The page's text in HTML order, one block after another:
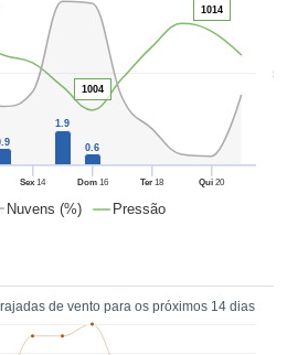
Nuvens (%) Pressão
50
Sex 14 Dom16 Ter 18 Qui 20
1.9
0.6
1004
1014
de vento para os próximos 14 dias